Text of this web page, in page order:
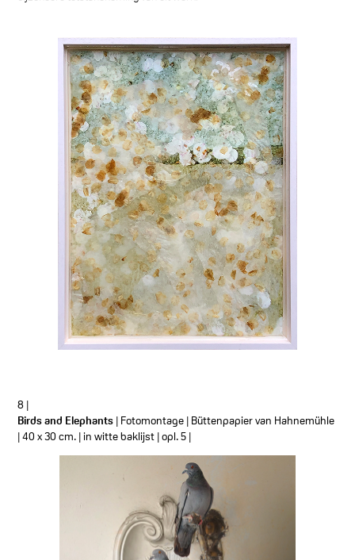
8 |
Birds and Elephants | Fotomontage | Büttenpapier van Hahnemühle
| 40 x 30 cm. | in witte baklijst | opl. 5 |